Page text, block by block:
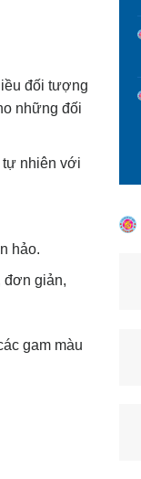
đối tượng
những đối
tự nhiên với
hảo.
đơn giản,
gam màu